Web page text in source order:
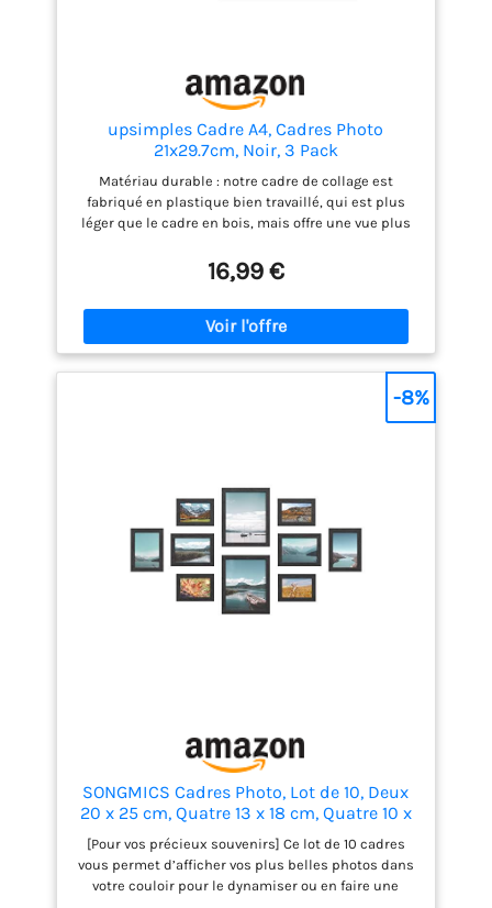
upsimples Cadre A4, Cadres Photo
21x29.7cm, Noir, 3 Pack
Matériau durable : notre cadre de collage est
fabriqué en plastique bien travaillé, qui est plus
léger que le cadre en bois, mais offre une vue plus
traces de doigts que le plastique. 【Option de
double taille】Ce cadre photo (21x29,7 cm /
8,3"x11,7") convient parfaitement pour des photos de
15,27x20,27 cm / 6"x8" avec passe-partout ou des
photos de 21x29,7 cm / 8,3"x11,7" sans passe-partout.
La surface visible est 1,27 cm / 0,5" plus petite que
la photo, afin de la fixer en toute sécurité et d’éviter
accroché horizontalement ou verticalement, l’effet
à ressort à l’arrière vous aide à changer les photos
facilement. Cadre pour votre temps précieux : le
cadre au look classique qui ne se démode jamais
s'adapte à une variété de décors. C'est le set parfait
pour remplir les espaces sur les murs vides dans la
chambre, le salon, la galerie murale ou le couloir.
vie et faire sourire chaque membre de votre famille
ou de votre cercle d'amis.
16,99 €
SONGMICS Cadres Photo, Lot de 10, Deux
20 x 25 cm, Quatre 13 x 18 cm, Quatre 10 x
15 cm, MDF, Protection en Plastique, MDF,
Noir d'Encre RPF310H
[Pour vos précieux souvenirs] Ce lot de 10 cadres
vous permet d’afficher vos plus belles photos dans
votre couloir pour le dynamiser ou en faire une
-8%